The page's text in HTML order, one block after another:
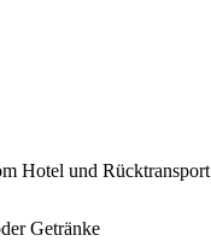
Hotel und Rücktransport
Getränke